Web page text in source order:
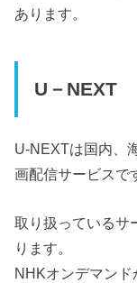
あります。
U－NEXT
U-NEXTは国内、
画配信サービスで
取り扱っているサ
ります。
NHKオンデマン